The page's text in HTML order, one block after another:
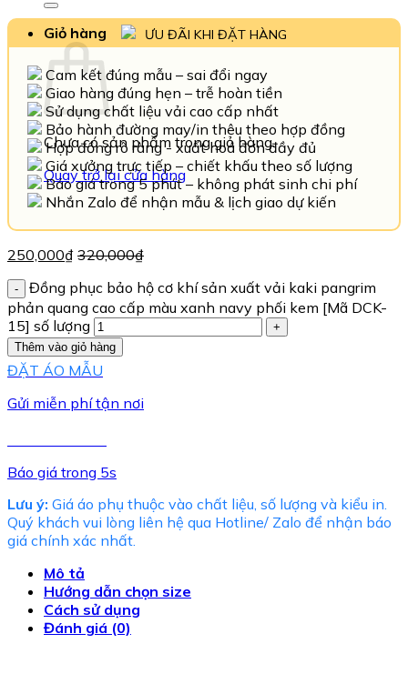
Giỏ hàng
Chưa có sản phẩm trong giỏ hàng.
Quay trở lại cửa hàng
ƯU ĐÃI KHI ĐẶT HÀNG
Cam kết đúng mẫu – sai đổi ngay
Giao hàng đúng hẹn – trễ hoàn tiền
Sử dụng chất liệu vải cao cấp nhất
Bảo hành đường may/in thêu theo hợp đồng
Hợp đồng rõ ràng - xuất hoá đơn đầy đủ
Giá xưởng trực tiếp – chiết khấu theo số lượng
Báo giá trong 5 phút – không phát sinh chi phí
Nhắn Zalo để nhận mẫu & lịch giao dự kiến
250,000₫ 320,000₫
Đồng phục bảo hộ cơ khí sản xuất vải kaki pangrim
phản quang cao cấp màu xanh navy phối kem [Mã DCK-
15] số lượng
Thêm vào giỏ hàng
ĐẶT ÁO MẪU
Gửi miễn phí tận nơi
Báo giá trong 5s
Lưu ý: Giá áo phụ thuộc vào chất liệu, số lượng và kiểu in.
Quý khách vui lòng liên hệ qua Hotline/ Zalo để nhận báo
giá chính xác nhất.
Mô tả
Hướng dẫn chọn size
Cách sử dụng
Đánh giá (0)